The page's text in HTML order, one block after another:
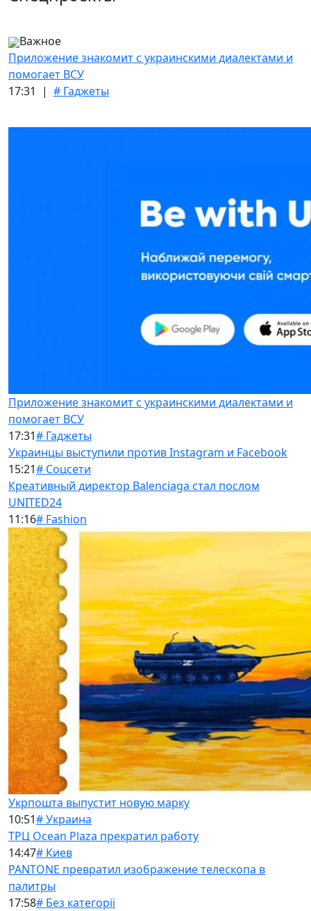
Важное
Приложение знакомит с украинскими диалектами и
помогает ВСУ
17:31 | # Гаджеты
Приложение знакомит с украинскими диалектами и
помогает ВСУ
17:31# Гаджеты
Украинцы выступили против Instagram и Facebook
15:21# Соцсети
Креативный директор Balenciaga стал послом
UNITED24
11:16# Fashion
Укрпошта выпустит новую марку
10:51# Украина
ТРЦ Ocean Plaza прекратил работу
14:47# Киев
PANTONE превратил изображение телескопа в
палитры
17:58# Без категорії